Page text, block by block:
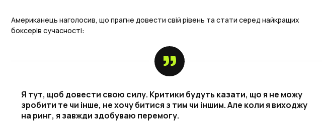
Американець наголосив, що прагне довести свій рівень та стати серед найкращих
боксерів сучасності:
Я тут, щоб довести свою силу. Критики будуть казати, що я не можу
зробити те чи інше, не хочу битися з тим чи іншим. Але коли я виходжу
на ринг, я завжди здобуваю перемогу.